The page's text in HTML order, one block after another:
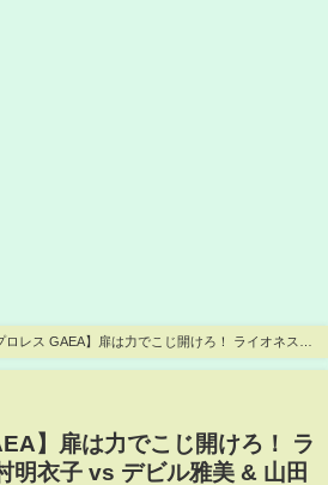
ロレス GAEA】扉は力でこじ開けろ！ ライオネス飛
田敏代 2000年7月16日＠大阪・IMPホール
】扉は力でこじ開けろ！ ラ
明衣子 vs デビル雅美 & 山田